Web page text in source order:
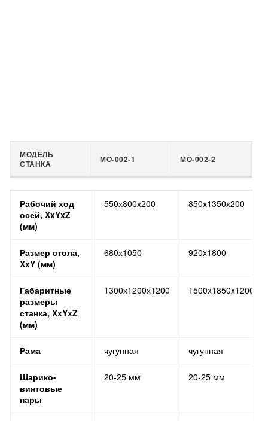
МОДЕЛЬ
СТАНКА
МО-002-1 МО-002-2
СТАНКА
Рабочий ход
осей, XxYxZ
(мм)
550х800х200 850х1350х200
Размер стола,
XxY (мм)
680х1050 920x1800
Габаритные
размеры
станка, XxYxZ
(мм)
1300х1200х1200 1500x1850x1200
Рама чугунная чугунная
Шарико-
винтовые
пары
20-25 мм 20-25 мм